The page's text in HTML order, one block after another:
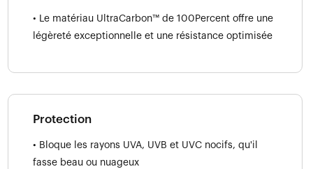
• Le matériau UltraCarbon™ de 100Percent offre une
légèreté exceptionnelle et une résistance optimisée
Protection
• Bloque les rayons UVA, UVB et UVC nocifs, qu'il
fasse beau ou nuageux